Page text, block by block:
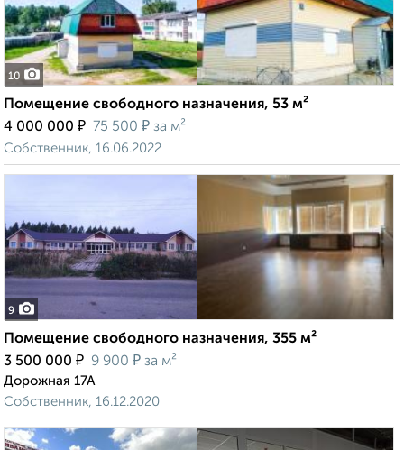
10
Помещение свободного назначения, 53 м²
4 000 000 ₽ 75 500 ₽ за м²
Собственник, 16.06.2022
9
Помещение свободного назначения, 355 м²
3 500 000 ₽ 9 900 ₽ за м²
Дорожная 17А
Собственник, 16.12.2020